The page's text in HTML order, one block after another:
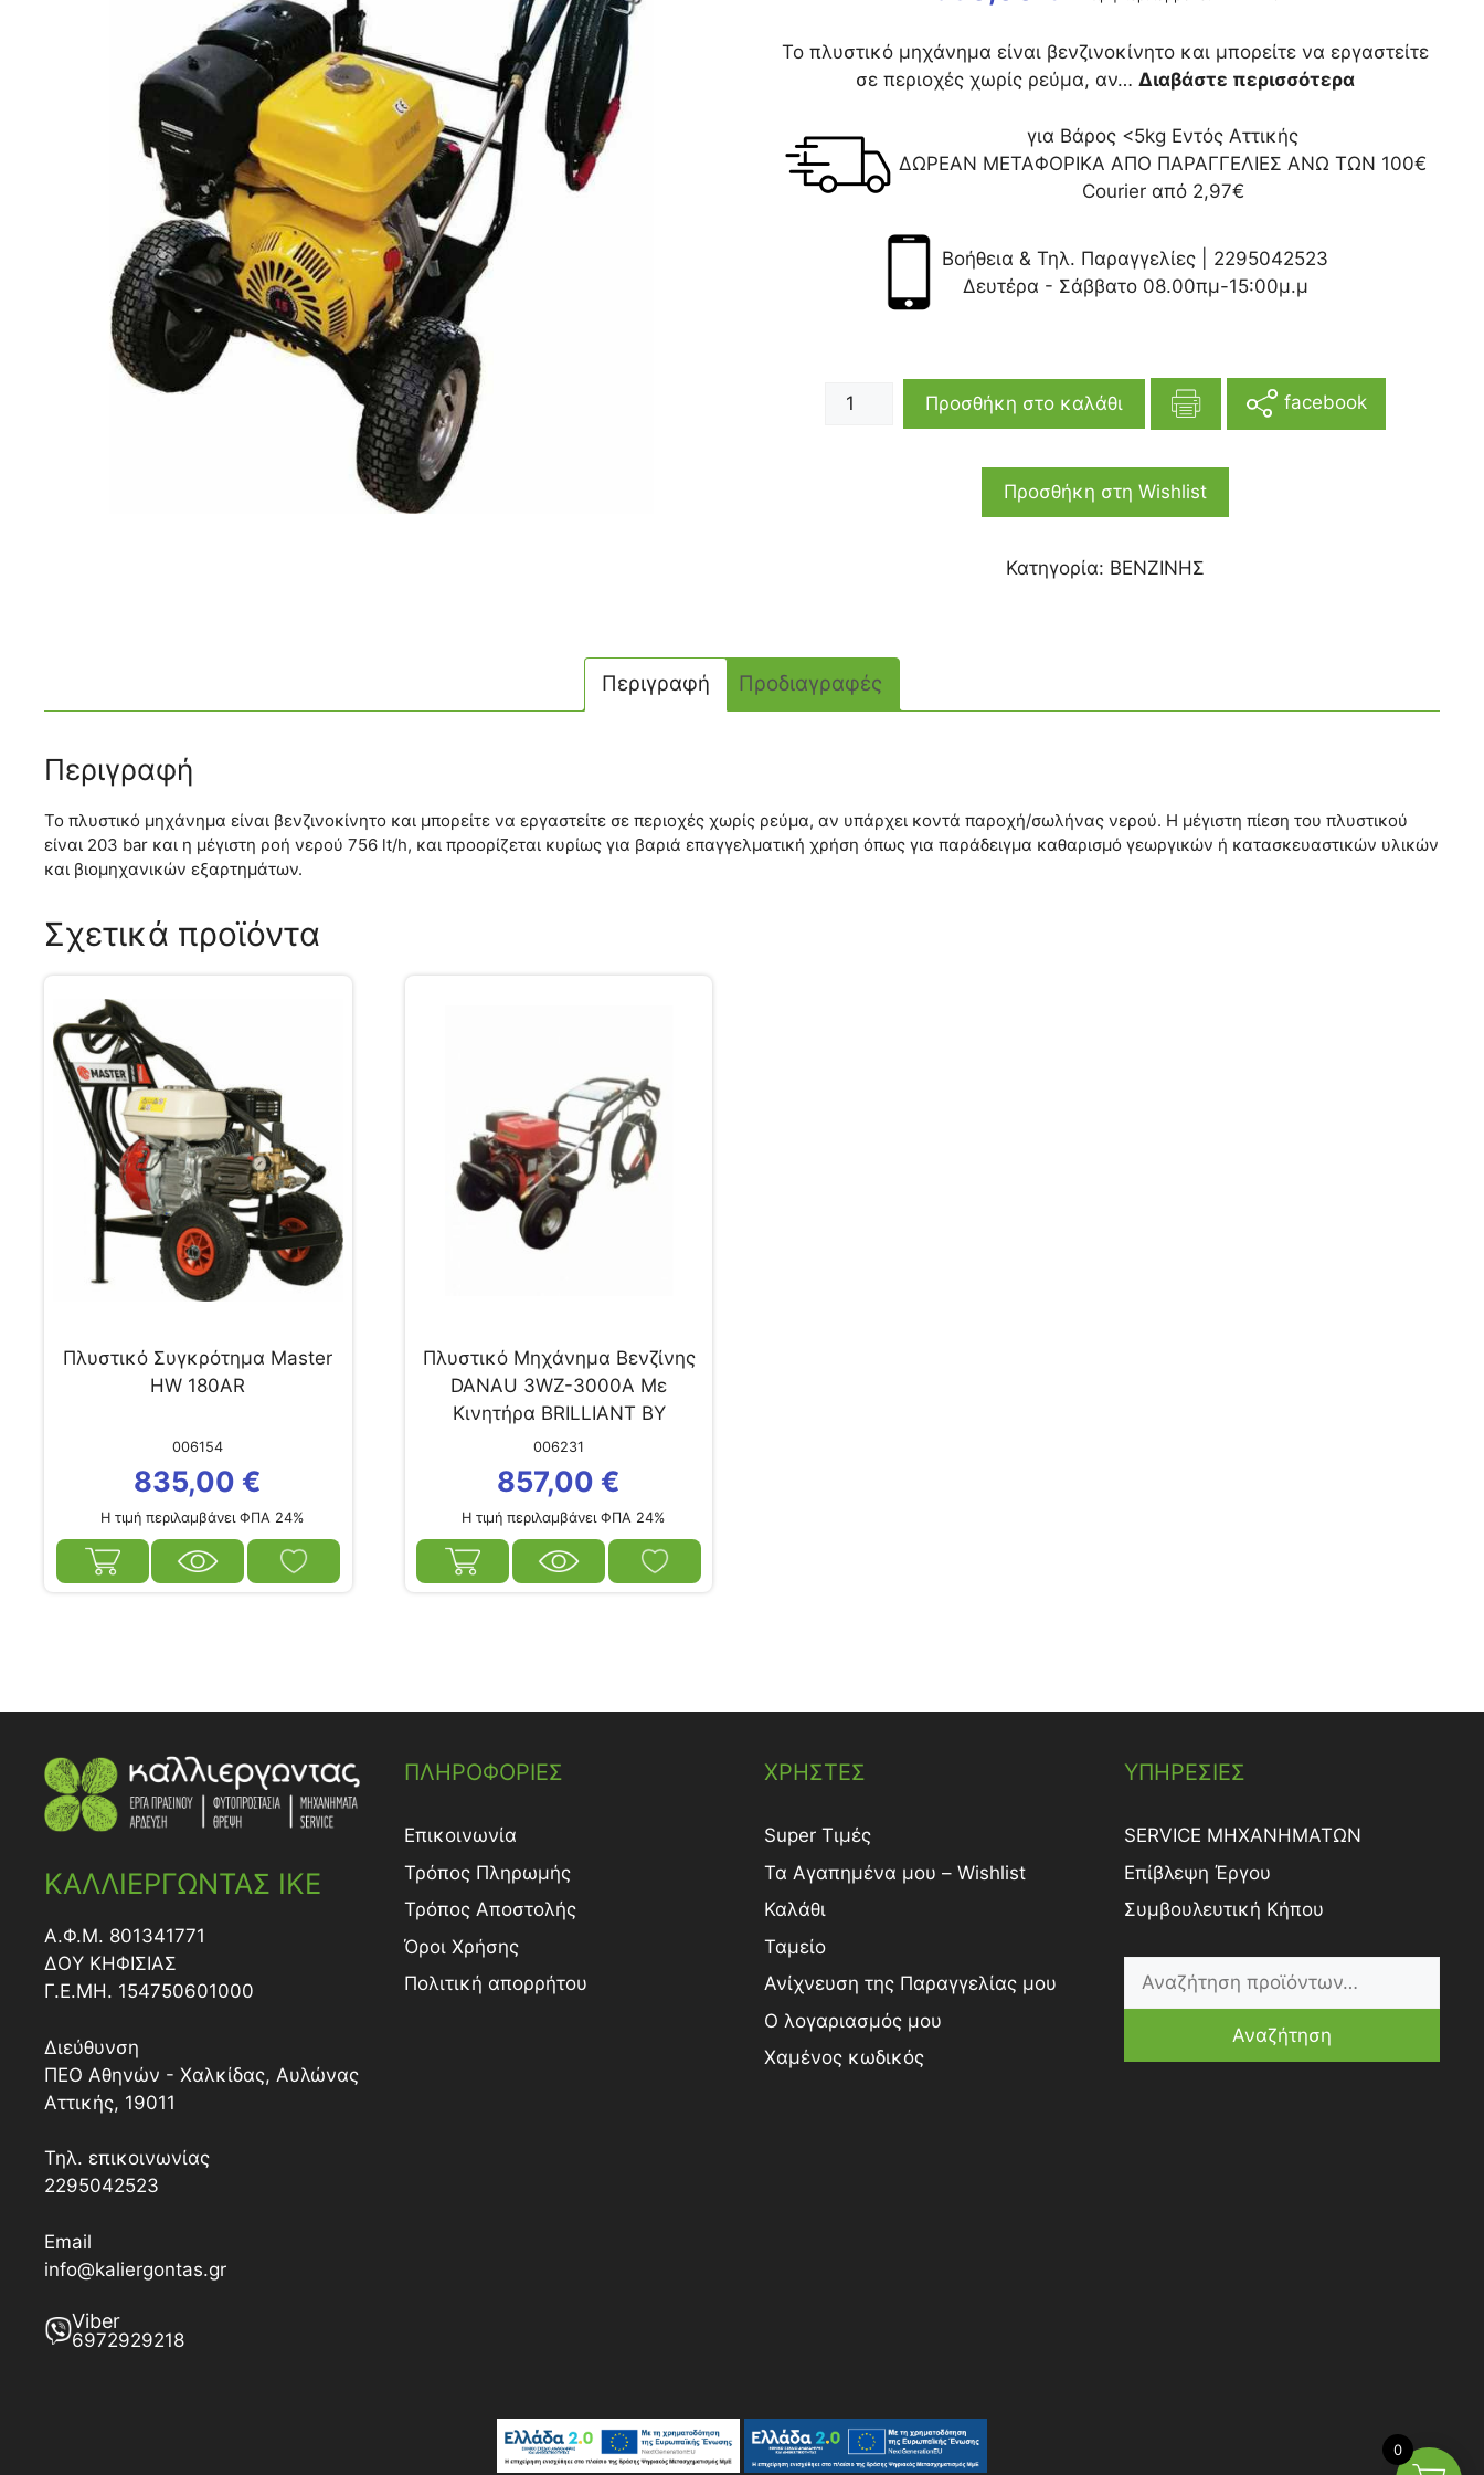
Το πλυστικό μηχάνημα είναι βενζινοκίνητο και μπορείτε να εργαστείτε
σε περιοχές χωρίς ρεύμα, αν… Διαβάστε περισσότερα
για Βάρος <5kg Εντός Αττικής
ΔΩΡΕΑΝ ΜΕΤΑΦΟΡΙΚΑ ΑΠΟ ΠΑΡΑΓΓΕΛΙΕΣ ΑΝΩ ΤΩΝ 100€
Courier από 2,97€
Βοήθεια & Τηλ. Παραγγελίες | 2295042523
Δευτέρα - Σάββατο 08.00πμ-15:00μ.μ
Προσθήκη στο καλάθι facebook
Προσθήκη στη Wishlist
Κατηγορία: ΒΕΝΖΙΝΗΣ
Περιγραφή Προδιαγραφές
Περιγραφή
Το πλυστικό μηχάνημα είναι βενζινοκίνητο και μπορείτε να εργαστείτε σε περιοχές χωρίς ρεύμα, αν υπάρχει κοντά παροχή/σωλήνας νερού. Η μέγιστη πίεση του πλυστικού
είναι 203 bar και η μέγιστη ροή νερού 756 lt/h, και προορίζεται κυρίως για βαριά επαγγελματική χρήση όπως για παράδειγμα καθαρισμό γεωργικών ή κατασκευαστικών υλικών
και βιομηχανικών εξαρτημάτων.
Σχετικά προϊόντα
Πλυστικό Συγκρότημα Master
HW 180AR
006154
835,00 €
Η τιμή περιλαμβάνει ΦΠΑ 24%
Πλυστικό Μηχάνημα Βενζίνης
DANAU 3WZ-3000A Με
Κινητήρα BRILLIANT BY
MITSUBISHI 6.0Hp
006231
857,00 €
Η τιμή περιλαμβάνει ΦΠΑ 24%
ΚΑΛΛΙΕΡΓΩΝΤΑΣ ΙΚΕ
Α.Φ.Μ. 801341771
ΔΟY ΚΗΦΙΣΙΑΣ
Γ.Ε.ΜΗ. 154750601000
Διεύθυνση
ΠΕΟ Αθηνών - Χαλκίδας, Αυλώνας
Αττικής, 19011
Τηλ. επικοινωνίας
2295042523
Email
info@kaliergontas.gr
Viber
6972929218
ΠΛΗΡΟΦΟΡΙΕΣ
Επικοινωνία
Τρόπος Πληρωμής
Τρόπος Aποστολής
Όροι Χρήσης
Πολιτική απορρήτου
ΧΡΗΣΤΕΣ
Super Τιμές
Τα Αγαπημένα μου – Wishlist
Καλάθι
Ταμείο
Ανίχνευση της Παραγγελίας μου
Ο λογαριασμός μου
Χαμένος κωδικός
ΥΠΗΡΕΣΙΕΣ
SERVICE ΜΗΧΑΝΗΜΑΤΩΝ
Επίβλεψη Έργου
Συμβουλευτική Κήπου
Αναζήτηση
0